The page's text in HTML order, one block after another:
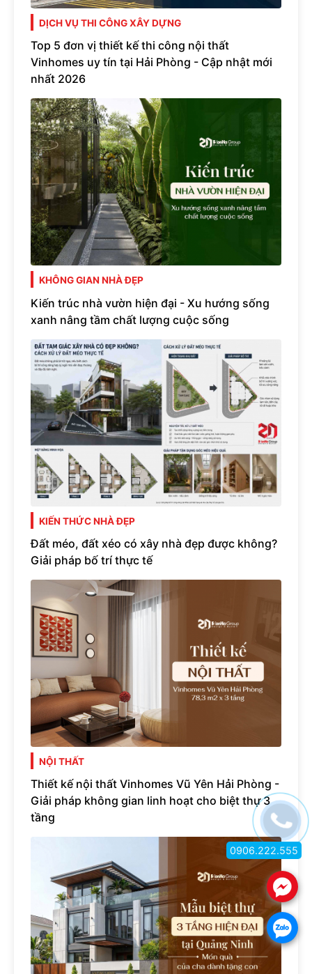
DỊCH VỤ THI CÔNG XÂY DỰNG
Top 5 đơn vị thiết kế thi công nội thất
Vinhomes uy tín tại Hải Phòng - Cập nhật mới
nhất 2026
KHÔNG GIAN NHÀ ĐẸP
Kiến trúc nhà vườn hiện đại - Xu hướng sống
xanh nâng tầm chất lượng cuộc sống
KIẾN THỨC NHÀ ĐẸP
Đất méo, đất xéo có xây nhà đẹp được không?
Giải pháp bố trí thực tế
NỘI THẤT
Thiết kế nội thất Vinhomes Vũ Yên Hải Phòng -
Giải pháp không gian linh hoạt cho biệt thự 3
tầng
.
.
0906.222.555